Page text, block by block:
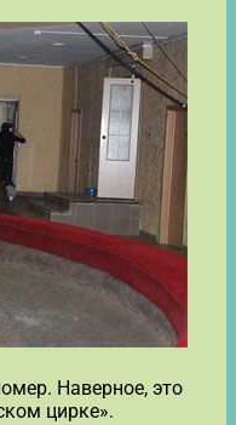
Наверное, это
цирке».